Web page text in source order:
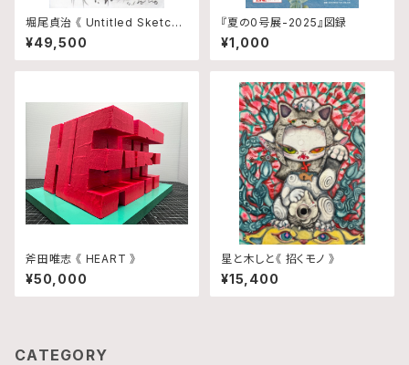
堀尾貞治 《 Untitled Sketch
2 》
¥49,500
『夏の0号展-2025』図録
¥1,000
斧田唯志 《 HEART 》
¥50,000
星と木しと《 招くモノ 》
¥15,400
CATEGORY